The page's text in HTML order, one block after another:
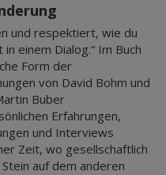
und respektiert, wie du
einem Dialog.“ Im Buch
Form der
von David Bohm und
Buber
Erfahrungen,
und Interviews
Zeit, wo gesellschaftlich
auf dem anderen